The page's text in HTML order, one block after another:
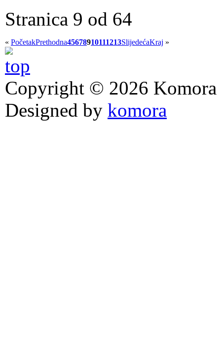
Stranica 9 od 64
« PočetakPrethodna45678910111213SlijedećaKraj »
Copyright © 2026 Komora
Designed by komora